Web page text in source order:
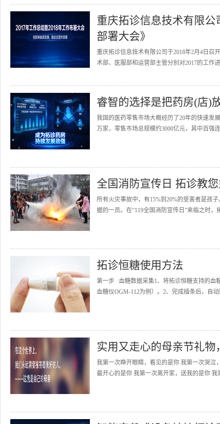
重庆拓诊信息技术有限公
部署大会》
重庆拓诊信息技术有限公司于2018年2月4日召
术部、医服部和运营部主管分别对2017的工作
睿智的选择是把药房(店)
我国的医药零售市场大概经历了20年的快速发
万家，零售市场总规模约3000亿元，其中百强
全国消防宣传日 拓诊教
所有火灾事故中，有15%到20%的受害者是孩
据的一员。在“119全国消防宣传日”来临之时
拓诊恒糖使用方法
第一步 血糖数据采集1、将拓诊恒糖支持的血
血糖仪OGM-112为例）。2、完成插条后，自
实用又走心的母亲节礼
我第一次睁开眼睛，看见的是你 我第一次哭泣
最开心的是你 我第一次离开家，送我的是你